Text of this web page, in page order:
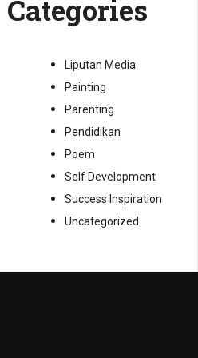
Categories
Liputan Media
Painting
Parenting
Pendidikan
Poem
Self Development
Success Inspiration
Uncategorized